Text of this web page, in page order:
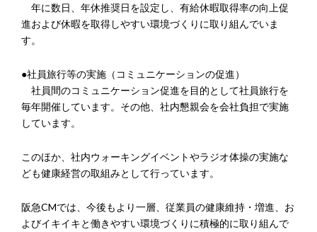
年に数日、年休推奨日を設定し、有給休暇取得率の向上促
進および休暇を取得しやすい環境づくりに取り組んでいま
す。
●社員旅行等の実施（コミュニケーションの促進）
社員間のコミュニケーション促進を目的として社員旅行を
毎年開催しています。その他、社内懇親会を会社負担で実施
しています。
このほか、社内ウォーキングイベントやラジオ体操の実施な
ども健康経営の取組みとして行っています。
阪急CMでは、今後もより一層、従業員の健康維持・増進、お
よびイキイキと働きやすい環境づくりに積極的に取り組んで